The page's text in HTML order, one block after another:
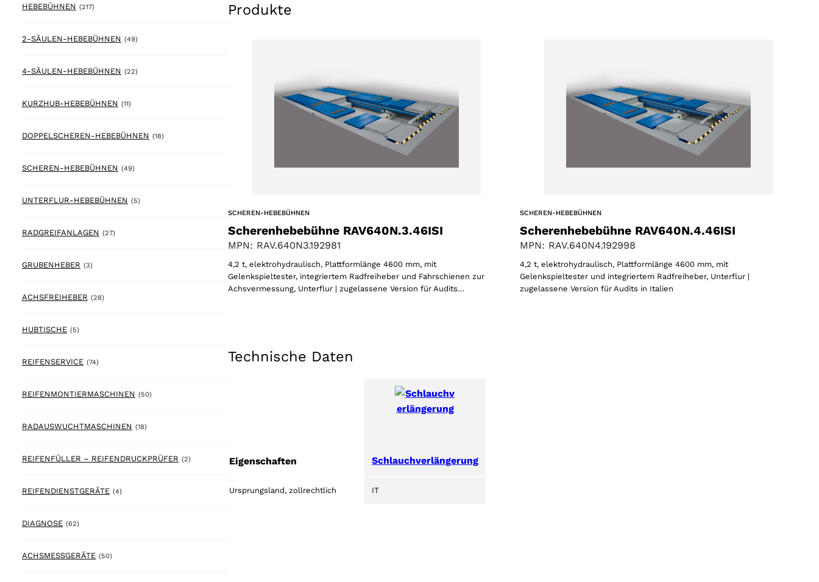
HEBEBÜHNEN (217)217 products
2-SÄULEN-HEBEBÜHNEN (49)49 products
4-SÄULEN-HEBEBÜHNEN (22)22 products
KURZHUB-HEBEBÜHNEN (11)11 products
DOPPELSCHEREN-HEBEBÜHNEN (18)18 products
SCHEREN-HEBEBÜHNEN (49)49 products
UNTERFLUR-HEBEBÜHNEN (5)5 products
RADGREIFANLAGEN (27)27 products
GRUBENHEBER (3)3 products
ACHSFREIHEBER (28)28 products
HUBTISCHE (5)5 products
REIFENSERVICE (74)74 products
REIFENMONTIERMASCHINEN (50)50 products
RADAUSWUCHTMASCHINEN (18)18 products
REIFENFÜLLER – REIFENDRUCKPRÜFER (2)2 products
REIFENDIENSTGERÄTE (4)4 products
DIAGNOSE (62)62 products
ACHSMESSGERÄTE (50)50 products
Produkte
SCHEREN-HEBEBÜHNEN
Scherenhebebühne RAV640N.3.46ISI
MPN: RAV.640N3.192981
4,2 t, elektrohydraulisch, Plattformlänge 4600 mm, mit
Gelenkspieltester, integriertem Radfreiheber und Fahrschienen zur
Achsvermessung, Unterflur | zugelassene Version für Audits…
SCHEREN-HEBEBÜHNEN
Scherenhebebühne RAV640N.4.46ISI
MPN: RAV.640N4.192998
4,2 t, elektrohydraulisch, Plattformlänge 4600 mm, mit
Gelenkspieltester und integriertem Radfreiheber, Unterflur |
zugelassene Version für Audits in Italien
Technische Daten
Eigenschaften Schlauchverlängerung
Ursprungsland, zollrechtlich IT
Wählen Sie Ihre Region